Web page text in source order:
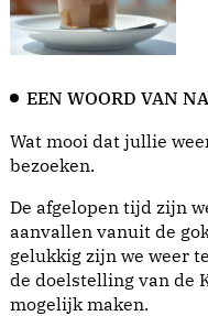
EEN WOORD VAN
Wat mooi dat jullie
bezoeken.
De afgelopen tijd zijn
aanvallen vanuit de
gelukkig zijn we weer
de doelstelling van de
mogelijk maken.